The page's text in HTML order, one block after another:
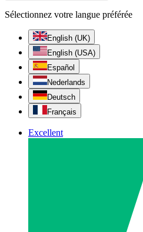
Sélectionnez votre langue préférée
English (UK)
English (USA)
Español
Nederlands
Deutsch
Français
Excellent